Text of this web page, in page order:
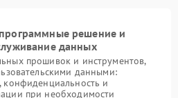
решение и
данных
прошивок и инструментов,
данными:
конфиденциальность и
при необходимости